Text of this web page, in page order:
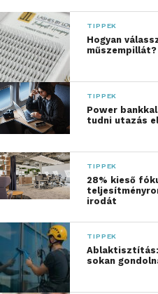
textíliákkal
más
a
év többi
ellenére
mosnak. A
törölközők,
fürdőruhák,
gyűrődő
darabok vagy
TIPPEK
Hogyan
műszempillát?
TIPPEK
Power
tudni utazás
TIPPEK
28% kieső
irodát
TIPPEK
sokan